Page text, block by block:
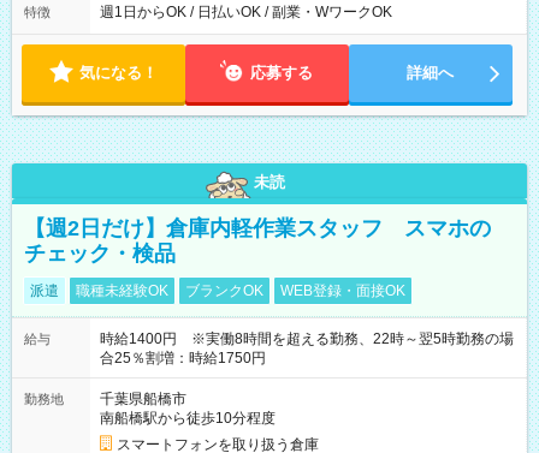
能！ └平日・土曜日の中で、お好きな曜日でご勤務いただけま
18:00 などのように、自由な働き方が可能なお仕事です！
特徴 週1日からOK / 日払いOK / 副業・WワークOK
気になる！ 応募する 詳細へ
未読
【週2日だけ】倉庫内軽作業スタッフ スマホの
チェック・検品
派遣 職種未経験OK ブランクOK WEB登録・面接OK
給与
時給1400円 ※実働8時間を超える勤務、22時～翌5時勤務の場
合25％割増：時給1750円
勤務地
千葉県船橋市
南船橋駅から徒歩10分程度
スマートフォンを取り扱う倉庫